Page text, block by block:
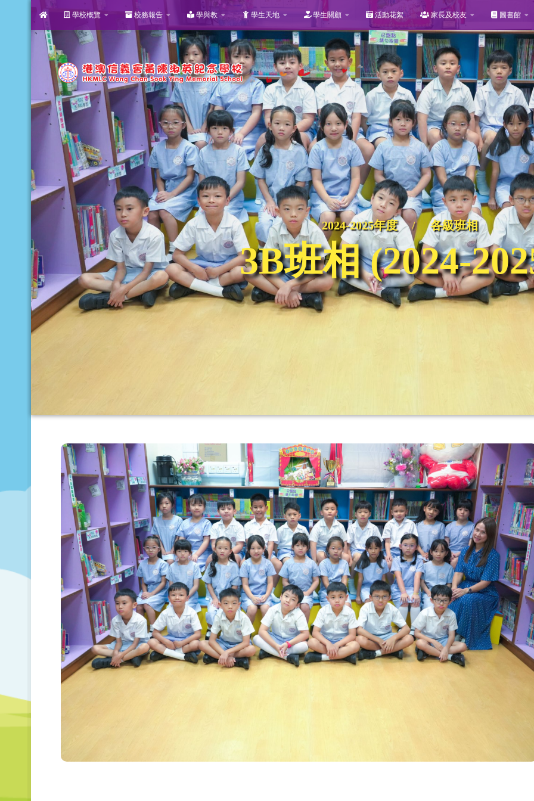
Skip to content
學校概覽 校務報告 學與教 學生天地 學生關顧 活動花絮 家長及校友 圖書館
2024-2025年度 / 各級班相
3B班相 (2024-